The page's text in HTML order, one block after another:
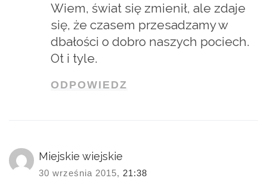
Wiem, świat się zmienił, ale zdaje
się, że czasem przesadzamy w
dbałości o dobro naszych pociech.
Ot i tyle.
ODPOWIEDZ
Miejskie wiejskie
30 września 2015, 21:38